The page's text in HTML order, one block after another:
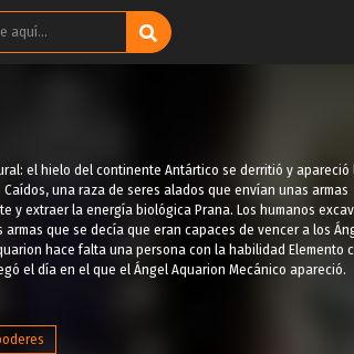
el hielo del continente Antártico se derritió y apareció
una raza de seres alados que envían unas armas
y extraer la energía biológica Prana. Los humanos
que se decía que eran capaces de vencer a los
hace falta una persona con la habilidad Elemento
el día en el que el Ángel Aquarion Mecánico apareció.